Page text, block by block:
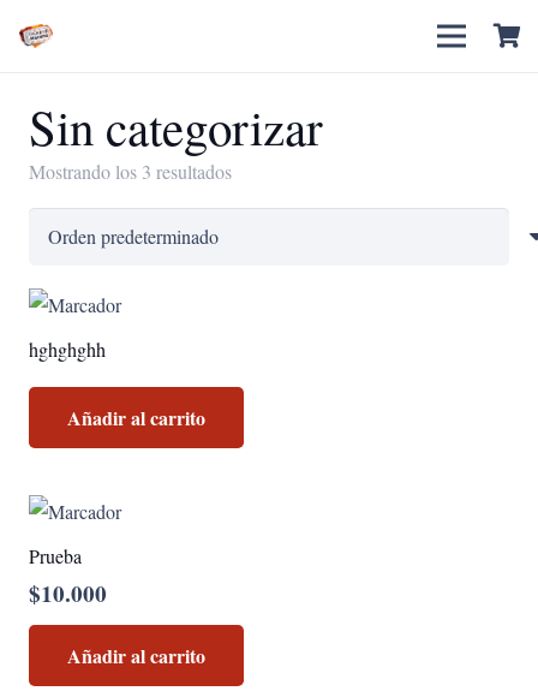
Sin categorizar
Mostrando los 3 resultados
hghghghh
Añadir al carrito
Prueba
$10.000
Añadir al carrito